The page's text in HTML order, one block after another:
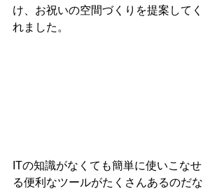
け、お祝いの空間づくりを提案してく
れました。
ITの知識がなくても簡単に使いこなせ
る便利なツールがたくさんあるのだな